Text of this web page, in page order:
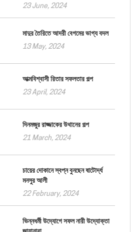
23 June, 2024
মাদুর তৈরিতে আদরী বেগমের ভাগ্য বদল
13 May, 2024
আত্মবিশ্বাসী রিতার সফলতার গল্প
23 April, 2024
দিনমজুর রাজ্জাকের উথানের গল্প
21 March, 2024
চায়ের দোকানে স্বপ্ন বুনছেন ষাটোর্দ্ধ
মনসুর আলী
22 February, 2024
ভিন্নধর্মী উদ্যোগে সফল নারী উদ্যোক্তা